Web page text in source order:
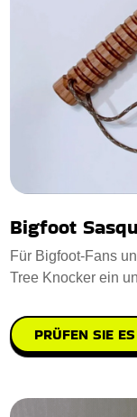
Bigfoot
Für Bigfoot-Fans
Tree Knocker ein
PRÜFEN SIE